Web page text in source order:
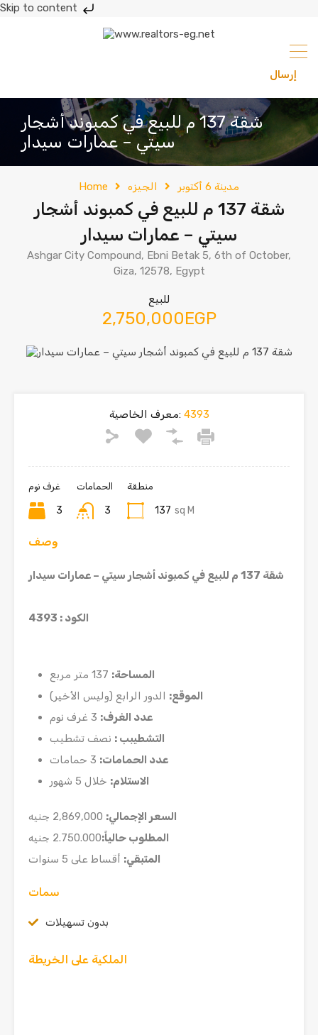
Skip to content
إرسال
شقة 137 م للبيع في كمبوند أشجار
سيتي – عمارات سيدار
Home الجيزه مدينة 6 أكتوبر
شقة 137 م للبيع في كمبوند أشجار
سيتي – عمارات سيدار
Ashgar City Compound, Ebni Betak 5, 6th of October,
Giza, 12578, Egypt
للبيع
2,750,000EGP
معرف الخاصية:4393
غرف نوم
3
الحمامات
3
منطقة
137 sq M
وصف
شقة 137 م للبيع في كمبوند أشجار سيتي – عمارات سيدار
الكود : 4393
المساحة:
الموقع: الدور الرابع (وليس الأخير)
عدد الغرف:
التشطيبب : نصف تشطيب
عدد الحمامات:
الاستلام: خلال 5 شهور
السعر الإجمالي:
المطلوب حالياً:2.750.000 جنيه
المتبقي: أقساط على 5 سنوات
سمات
بدون تسهيلات
الملكية على الخريطة